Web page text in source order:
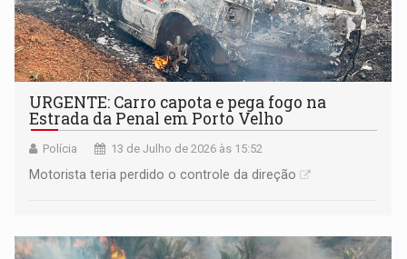
URGENTE: Carro capota e pega fogo na
Estrada da Penal em Porto Velho
Polícia 13 de Julho de 2026 às 15:52
Motorista teria perdido o controle da direção